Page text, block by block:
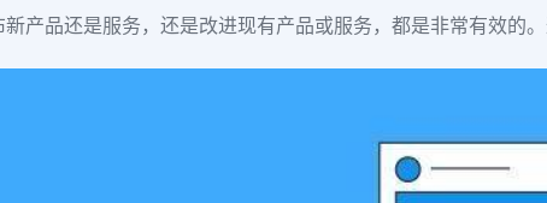
产品还是服务，还是改进现有产品或服务，都是非常有效的